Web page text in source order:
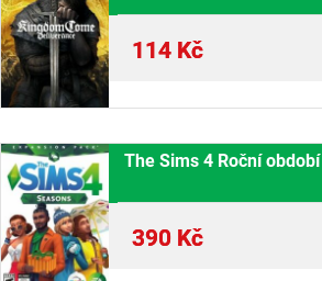
114 Kč
The Sims 4 Roční období
390 Kč